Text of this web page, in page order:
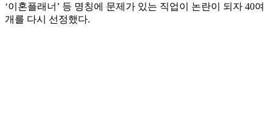
‘이혼플래너’ 등 명칭에 문제가 있는 직업이 논란이 되자 40여
개를 다시 선정했다.